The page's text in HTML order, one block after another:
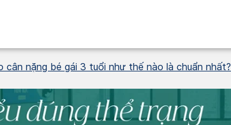
cân nặng bé gái 3 tuổi như thế nào là chuẩn nhất?